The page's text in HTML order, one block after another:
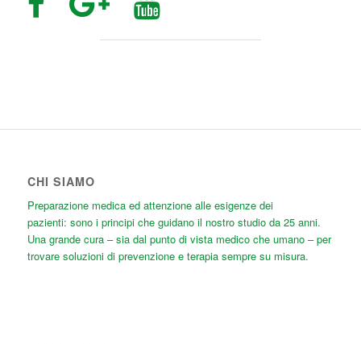
CHI SIAMO
Preparazione medica ed attenzione alle esigenze dei
pazienti: sono i principi che guidano il nostro studio da 25 anni.
Una grande cura – sia dal punto di vista medico che umano – per
trovare soluzioni di prevenzione e terapia sempre su misura.